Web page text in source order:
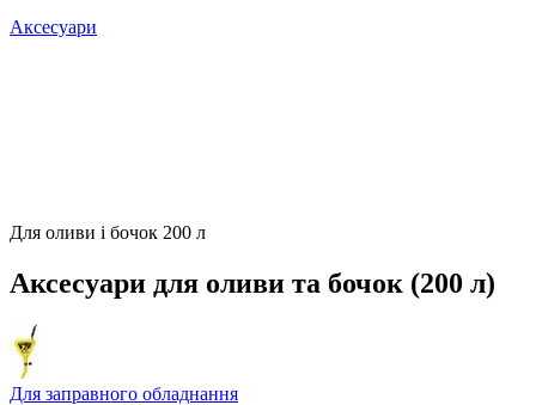
Аксесуари
Для оливи і бочок 200 л
Аксесуари для оливи та бочок (200 л)
Для заправного обладнання